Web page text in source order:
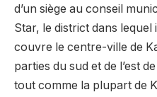
d’un siège au conseil
Star, le district dans
couvre le centre-ville de
parties du sud et de l’est
tout comme la plupart de